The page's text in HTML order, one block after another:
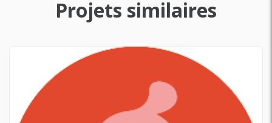
Projets similaires